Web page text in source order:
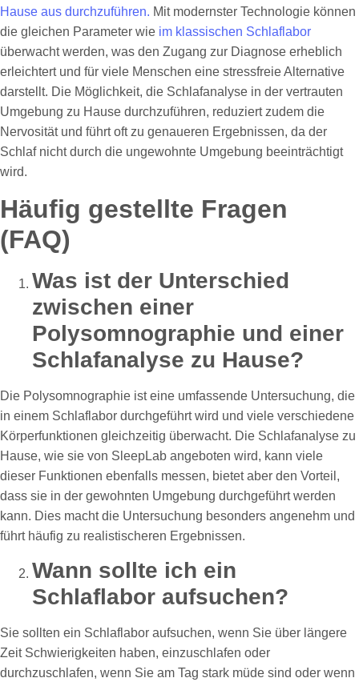
Hause aus durchzuführen. Mit modernster Technologie können
die gleichen Parameter wie im klassischen Schlaflabor
überwacht werden, was den Zugang zur Diagnose erheblich
erleichtert und für viele Menschen eine stressfreie Alternative
darstellt. Die Möglichkeit, die Schlafanalyse in der vertrauten
Umgebung zu Hause durchzuführen, reduziert zudem die
Nervosität und führt oft zu genaueren Ergebnissen, da der
Schlaf nicht durch die ungewohnte Umgebung beeinträchtigt
wird.
Häufig gestellte Fragen
(FAQ)
Was ist der Unterschied
zwischen einer
Polysomnographie und einer
Schlafanalyse zu Hause?
Die Polysomnographie ist eine umfassende Untersuchung, die
in einem Schlaflabor durchgeführt wird und viele verschiedene
Körperfunktionen gleichzeitig überwacht. Die Schlafanalyse zu
Hause, wie sie von SleepLab angeboten wird, kann viele
dieser Funktionen ebenfalls messen, bietet aber den Vorteil,
dass sie in der gewohnten Umgebung durchgeführt werden
kann. Dies macht die Untersuchung besonders angenehm und
führt häufig zu realistischeren Ergebnissen.
Wann sollte ich ein
Schlaflabor aufsuchen?
Sie sollten ein Schlaflabor aufsuchen, wenn Sie über längere
Zeit Schwierigkeiten haben, einzuschlafen oder
durchzuschlafen, wenn Sie am Tag stark müde sind oder wenn